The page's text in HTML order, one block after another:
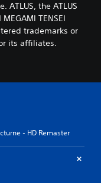
ATLUS, the ATLUS
TENSEI
trademarks or
its affiliates.
- HD Remaster